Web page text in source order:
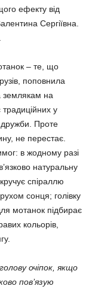
ефекту від
Сергіївна.
– те, що
по­пов­нила
земля­кам на
тради­ційних у
дружби. Проте
не пе­рестає.
в жодному разі
натуральну
спіраллю
сонця; голівку
мотанок підбирає
кольорів,
очіпок, якщо
по­в’язую